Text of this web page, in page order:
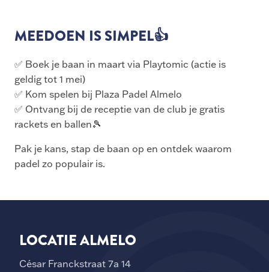
MEEDOEN IS SIMPEL👍
✅ Boek je baan in maart via Playtomic (actie is
geldig tot 1 mei)
✅ Kom spelen bij Plaza Padel Almelo
✅ Ontvang bij de receptie van de club je gratis
rackets en ballen🎾
Pak je kans, stap de baan op en ontdek waarom
padel zo populair is.
LOCATIE ALMELO
César Franckstraat 7a 14